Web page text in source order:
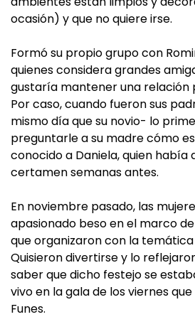
ocasión) y que no quiere irse.
Formó su propio grupo con
quienes considera grandes
gustaría mantener una relación
Por caso, cuando fueron sus
mismo día que su novio- lo
preguntarle a su madre cómo
conocido a Daniela, quien había
certamen semanas antes.
En noviembre pasado, las
apasionado beso en el marco
que organizaron con la
Quisieron divertirse y lo
saber que dicho festejo se
vivo en la gala de los viernes
Funes.